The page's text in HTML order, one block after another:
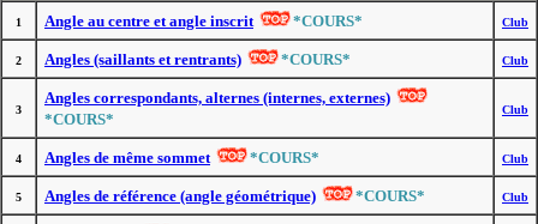
1 Angle au centre et angle inscrit *COURS* Club
2 Angles (saillants et rentrants) *COURS* Club
3
Angles correspondants, alternes (internes, externes)
*COURS*
Club
4 Angles de même sommet *COURS* Club
5 Angles de référence (angle géométrique) *COURS* Club